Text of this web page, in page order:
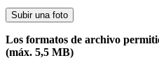
Subir una foto
Los formatos de archivo
(máx. 5,5 MB)